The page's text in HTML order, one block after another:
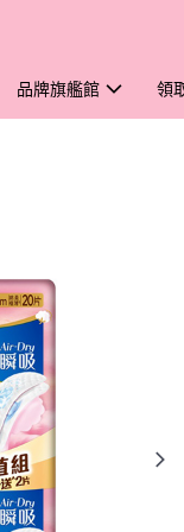
品牌旗艦館 領